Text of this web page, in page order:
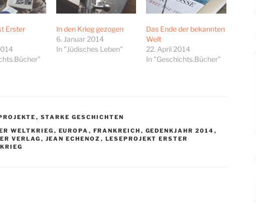
Erster
In den Krieg gezogen
6. Januar 2014
In "Jüdisches Leben"
Das Ende der bekannten
Welt
22. April 2014
In "Geschichts.Bücher"
, STARKE GESCHICHTEN
WELTKRIEG , EUROPA , FRANKREICH , GEDENKJAHR 2014 ,
VERLAG , JEAN ECHENOZ , LESEPROJEKT ERSTER